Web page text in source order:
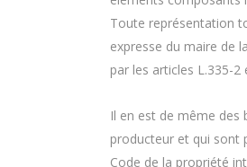
Toute représentation
expresse du maire de
par les articles L.335-
Il en est de même des
producteur et qui sont
Code de la propriété